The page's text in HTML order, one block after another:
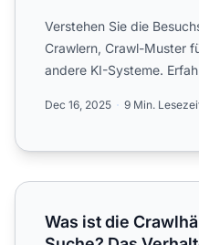
Verstehen Sie die
Crawlern, Crawl-Muster
andere KI-Systeme.
Dec 16, 2025 9 Min.
Was ist die
Was ist die